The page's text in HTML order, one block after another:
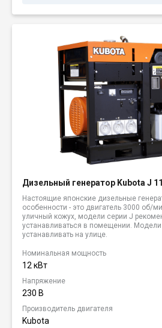
Дизельный генератор Kubota J
Настоящие японские дизельные
особенности - это двигатель 3000 об/
уличный кожух, модели серии J
устанавливаться в помещении.
устанавливать на улице.
Номинальная мощность
12 кВт
Напряжение
230 В
Производитель двигателя
Kubota